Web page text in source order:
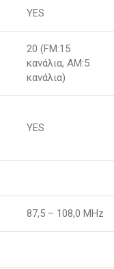
YES
20 (FM:15
κανάλια, AM:5
κανάλια)
YES
87,5 – 108,0 MHz